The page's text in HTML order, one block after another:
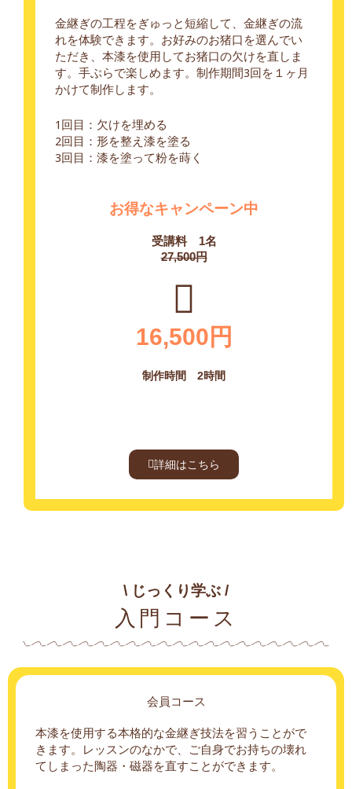
金継ぎの工程をぎゅっと短縮して、金継ぎの流
れを体験できます。お好みのお猪口を選んでい
ただき、本漆を使用してお猪口の欠けを直しま
す。手ぶらで楽しめます。制作期間3回を１ヶ月
かけて制作します。
1回目：欠けを埋める
2回目：形を整え漆を塗る
3回目：漆を塗って粉を蒔く
お得なキャンペーン中
受講料 1名
27,500円
16,500円
制作時間 2時間
詳細はこちら
\ じっくり学ぶ /
入門コース
会員コース
本漆を使用する本格的な金継ぎ技法を習うことがで
きます。レッスンのなかで、ご自身でお持ちの壊れ
てしまった陶器・磁器を直すことができます。